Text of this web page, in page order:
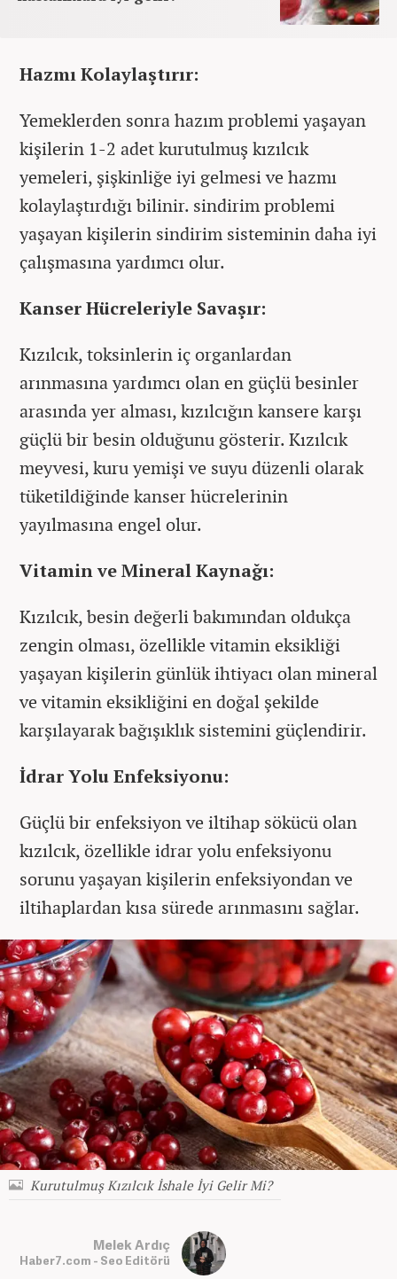
Hazmı Kolaylaştırır:
Yemeklerden sonra hazım problemi yaşayan
kişilerin 1-2 adet kurutulmuş kızılcık
yemeleri, şişkinliğe iyi gelmesi ve hazmı
kolaylaştırdığı bilinir. sindirim problemi
yaşayan kişilerin sindirim sisteminin daha iyi
çalışmasına yardımcı olur.
Kanser Hücreleriyle Savaşır:
Kızılcık, toksinlerin iç organlardan
arınmasına yardımcı olan en güçlü besinler
arasında yer alması, kızılcığın kansere karşı
güçlü bir besin olduğunu gösterir. Kızılcık
meyvesi, kuru yemişi ve suyu düzenli olarak
tüketildiğinde kanser hücrelerinin
yayılmasına engel olur.
Vitamin ve Mineral Kaynağı:
Kızılcık, besin değerli bakımından oldukça
zengin olması, özellikle vitamin eksikliği
yaşayan kişilerin günlük ihtiyacı olan mineral
ve vitamin eksikliğini en doğal şekilde
karşılayarak bağışıklık sistemini güçlendirir.
İdrar Yolu Enfeksiyonu:
Güçlü bir enfeksiyon ve iltihap sökücü olan
kızılcık, özellikle idrar yolu enfeksiyonu
sorunu yaşayan kişilerin enfeksiyondan ve
iltihaplardan kısa sürede arınmasını sağlar.
Kurutulmuş Kızılcık İshale İyi Gelir Mi?
Melek Ardıç
Haber7.com - Seo Editörü